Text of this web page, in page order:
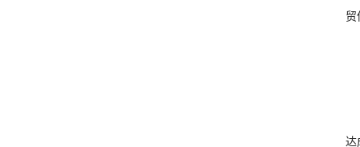
贸
达